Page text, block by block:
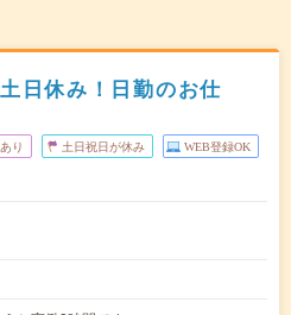
日休み！日勤のお仕
り 土日祝日が休み WEB登録OK